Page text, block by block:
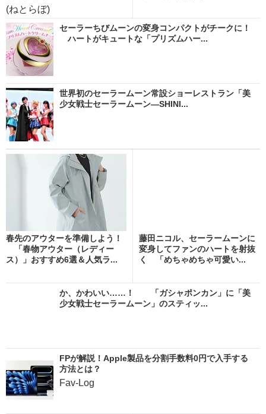
(ねとらぼ)
セーラーちびムーンの変身コンパクトがチークに！
ハートがキュートな「プリズムハー...
世界初のセーラームーン常設ショーレストラン「美
少女戦士セーラームーン―SHINI...
春先のアウターを準備しよう！
「春物アウター（レディー
ス）」おすすめ6選＆人気ラ...
藤田ニコル、セーラームーンに
変身してファンのハートを射抜
く 「めちゃめちゃ可愛い...
か、かわいい……！ 「ガシャポンカン」に「美
少女戦士セーラームーン」のスティッ...
FPが解説！Apple製品を分割手数料0円で入手する
方法とは？
Fav-Log